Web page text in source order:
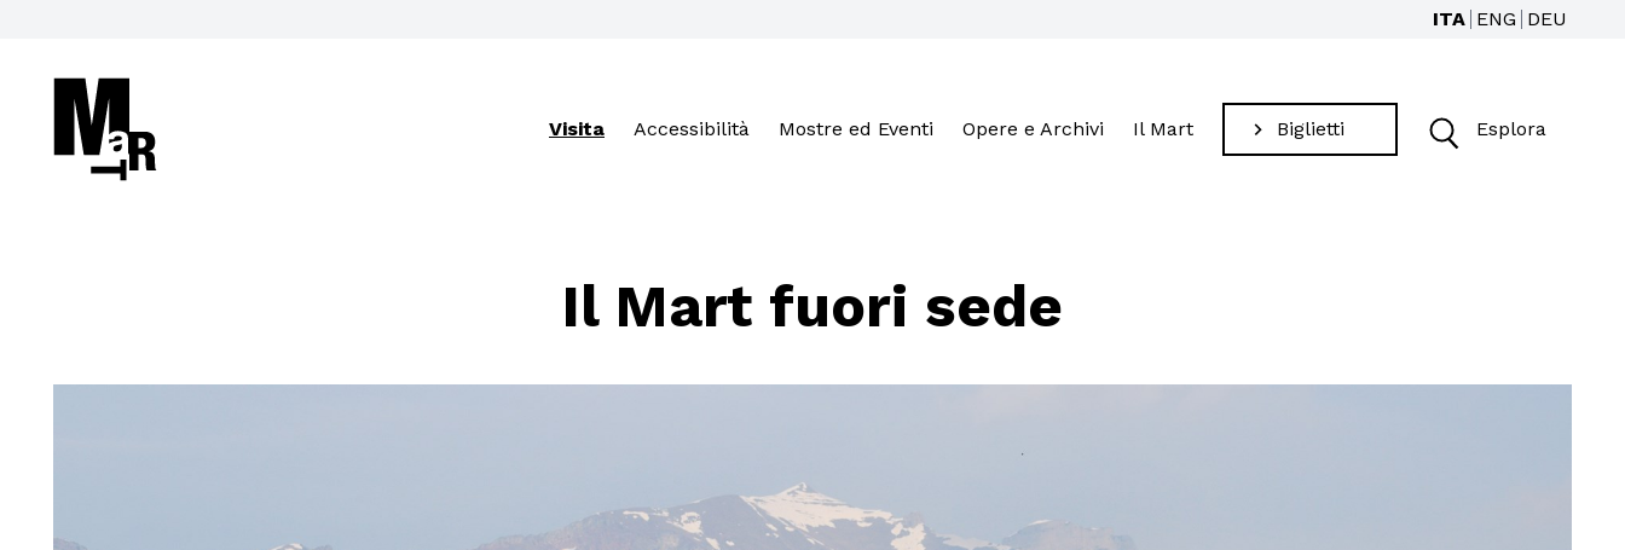
ITA ENG DEU
Visita Accessibilità Mostre ed Eventi Opere e Archivi Il Mart Biglietti Esplora
Il Mart fuori sede